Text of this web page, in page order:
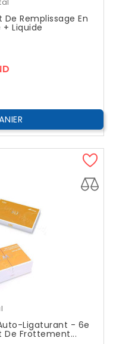
Remplissage En
Liquide
Ligaturant - 6e
Frottement...